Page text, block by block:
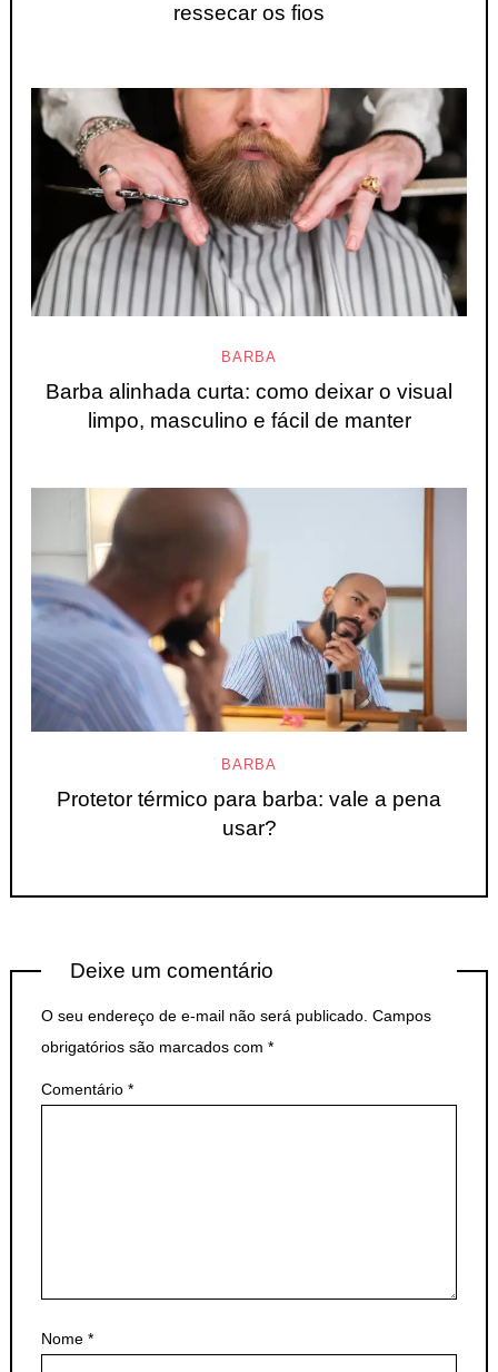
ressecar os fios
BARBA
Barba alinhada curta: como deixar o visual
limpo, masculino e fácil de manter
BARBA
Protetor térmico para barba: vale a pena
usar?
Deixe um comentário
O seu endereço de e-mail não será publicado. Campos
obrigatórios são marcados com *
Comentário *
Nome *